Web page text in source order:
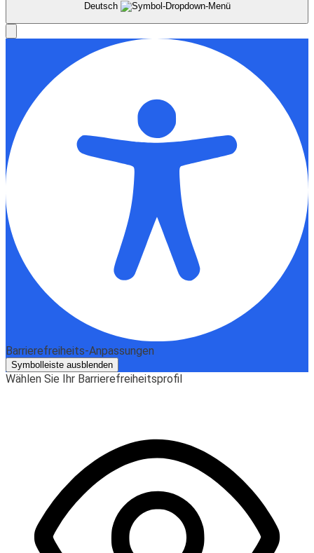
Deutsch
Barrierefreiheits-Anpassungen
Symbolleiste ausblenden
Wählen Sie Ihr Barrierefreiheitsprofil